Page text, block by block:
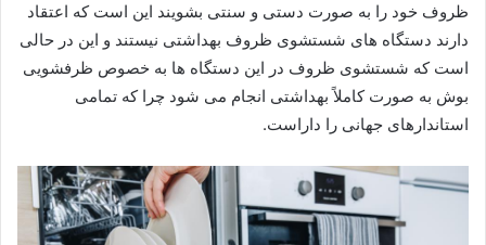
ظروف خود را به صورت دستی و سنتی بشویند این است که اعتقاد
دارند دستگاه های شستشوی ظروف بهداشتی نیستند و این در حالی
است که شستشوی ظروف در این دستگاه ها به خصوص ظرفشویی
بوش به صورت کاملاً بهداشتی انجام می شود چرا که تمامی
استاندارهای جهانی را داراست.